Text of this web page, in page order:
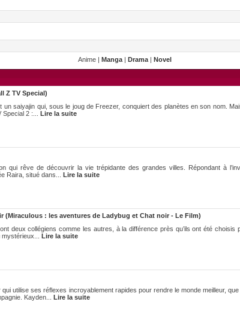
Anime | Manga | Drama | Novel
Z TV Special)
saiyajin qui, sous le joug de Freezer, conquiert des planètes en son nom.
2 :... Lire la suite
qui rêve de découvrir la vie trépidante des grandes villes. Répondant à
Raira, situé dans... Lire la suite
(Miraculous : les aventures de Ladybug et Chat noir - Le Film)
deux collégiens comme les autres, à la différence près qu’ils ont été choisis
Lire la suite
utilise ses réflexes incroyablement rapides pour rendre le monde meilleur,
Kayden... Lire la suite